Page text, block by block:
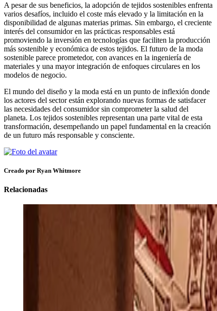
A pesar de sus beneficios, la adopción de tejidos sostenibles enfrenta
varios desafíos, incluido el coste más elevado y la limitación en la
disponibilidad de algunas materias primas. Sin embargo, el creciente
interés del consumidor en las prácticas responsables está
promoviendo la inversión en tecnologías que faciliten la producción
más sostenible y económica de estos tejidos. El futuro de la moda
sostenible parece prometedor, con avances en la ingeniería de
materiales y una mayor integración de enfoques circulares en los
modelos de negocio.
El mundo del diseño y la moda está en un punto de inflexión donde
los actores del sector están explorando nuevas formas de satisfacer
las necesidades del consumidor sin comprometer la salud del
planeta. Los tejidos sostenibles representan una parte vital de esta
transformación, desempeñando un papel fundamental en la creación
de un futuro más responsable y consciente.
Creado por Ryan Whitmore
Relacionadas